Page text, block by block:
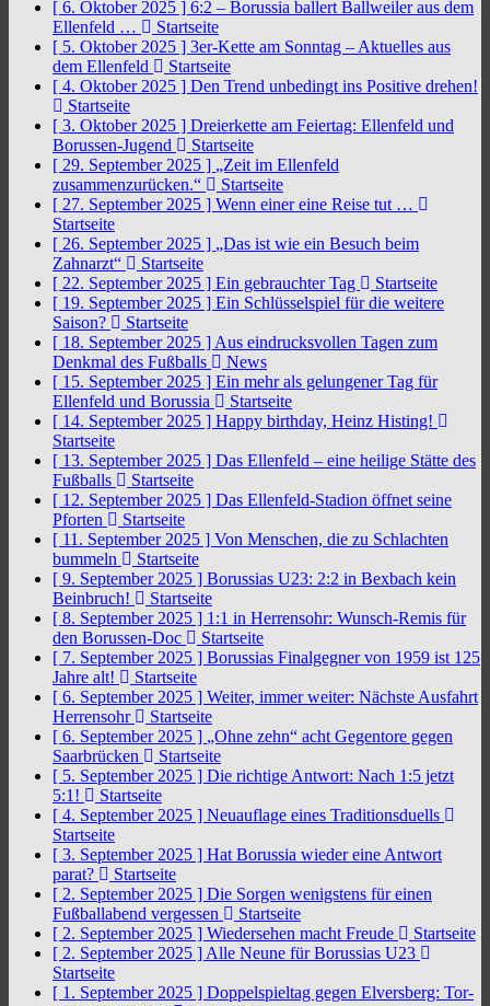
[ 6. Oktober 2025 ] 6:2 – Borussia ballert Ballweiler aus dem
Ellenfeld …
Startseite
[ 5. Oktober 2025 ] 3er-Kette am Sonntag – Aktuelles aus
dem Ellenfeld
Startseite
[ 4. Oktober 2025 ] Den Trend unbedingt ins Positive drehen!
Startseite
[ 3. Oktober 2025 ] Dreierkette am Feiertag: Ellenfeld und
Borussen-Jugend
Startseite
[ 29. September 2025 ] „Zeit im Ellenfeld
zusammenzurücken.“
Startseite
[ 27. September 2025 ] Wenn einer eine Reise tut …
Startseite
[ 26. September 2025 ] „Das ist wie ein Besuch beim
Zahnarzt“
Startseite
[ 22. September 2025 ] Ein gebrauchter Tag
Startseite
[ 19. September 2025 ] Ein Schlüsselspiel für die weitere
Saison?
Startseite
[ 18. September 2025 ] Aus eindrucksvollen Tagen zum
Denkmal des Fußballs
News
[ 15. September 2025 ] Ein mehr als gelungener Tag für
Ellenfeld und Borussia
Startseite
[ 14. September 2025 ] Happy birthday, Heinz Histing!
Startseite
[ 13. September 2025 ] Das Ellenfeld – eine heilige Stätte des
Fußballs
Startseite
[ 12. September 2025 ] Das Ellenfeld-Stadion öffnet seine
Pforten
Startseite
[ 11. September 2025 ] Von Menschen, die zu Schlachten
bummeln
Startseite
[ 9. September 2025 ] Borussias U23: 2:2 in Bexbach kein
Beinbruch!
Startseite
[ 8. September 2025 ] 1:1 in Herrensohr: Wunsch-Remis für
den Borussen-Doc
Startseite
[ 7. September 2025 ] Borussias Finalgegner von 1959 ist 125
Jahre alt!
Startseite
[ 6. September 2025 ] Weiter, immer weiter: Nächste Ausfahrt
Herrensohr
Startseite
[ 6. September 2025 ] „Ohne zehn“ acht Gegentore gegen
Saarbrücken
Startseite
[ 5. September 2025 ] Die richtige Antwort: Nach 1:5 jetzt
5:1!
Startseite
[ 4. September 2025 ] Neuauflage eines Traditionsduells
Startseite
[ 3. September 2025 ] Hat Borussia wieder eine Antwort
parat?
Startseite
[ 2. September 2025 ] Die Sorgen wenigstens für einen
Fußballabend vergessen
Startseite
[ 2. September 2025 ] Wiedersehen macht Freude
Startseite
[ 2. September 2025 ] Alle Neune für Borussias U23
Startseite
[ 1. September 2025 ] Doppelspieltag gegen Elversberg: Tor-